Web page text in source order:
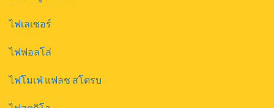
ไฟเลเซอร์
ไฟฟอลโล่
ไฟโมเฟ่ แฟลช สโตรบ